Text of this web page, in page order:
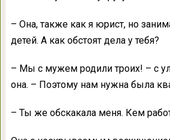
– Она, также как я юрист, но
детей. А как обстоят дела у тебя?
– Мы с мужем родили троих! – с
она. – Поэтому нам нужна была
– Ты же обскакала меня. Кем